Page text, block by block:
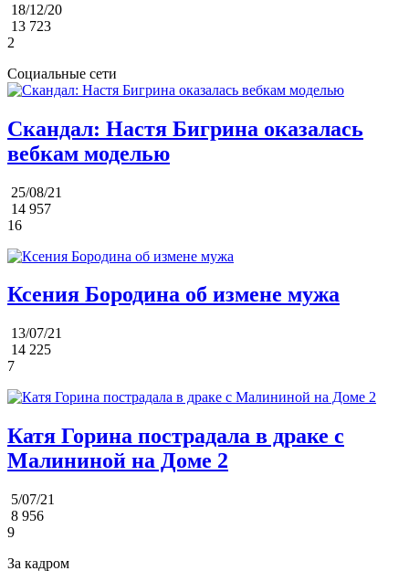
18/12/20
13 723
2
Социальные сети
Скандал: Настя Бигрина оказалась
вебкам моделью
25/08/21
14 957
16
Ксения Бородина об измене мужа
13/07/21
14 225
7
Катя Горина пострадала в драке с
Малининой на Доме 2
5/07/21
8 956
9
За кадром